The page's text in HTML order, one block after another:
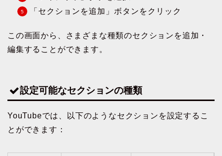
「セクションを追加」ボタンをクリック
この画面から、さまざまな種類のセクションを追加・
編集することができます。
設定可能なセクションの種類
YouTubeでは、以下のようなセクションを設定するこ
とができます：